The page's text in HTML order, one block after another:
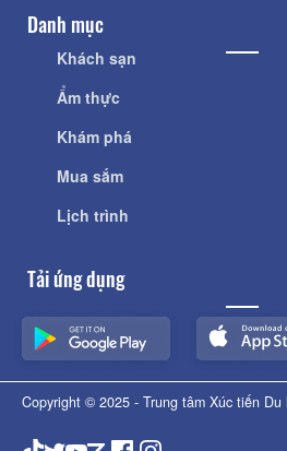
Danh mục
Khách sạn
Ẩm thực
Khám phá
Mua sắm
Lịch trình
Tải ứng dụng
Copyright © 2025 - Trung tâm Xúc tiến